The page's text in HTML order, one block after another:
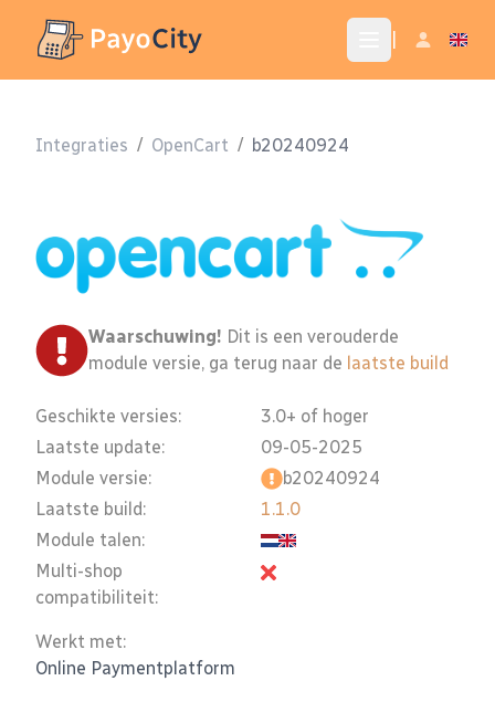
Integraties / OpenCart / b20240924
Waarschuwing! Dit is een verouderde
module versie, ga terug naar de laatste build
Geschikte versies:
Laatste update:
Module versie:
Laatste build:
Module talen:
Multi-shop
compatibiliteit:
3.0+ of hoger
09-05-2025
b20240924
1.1.0
Werkt met:
Online Paymentplatform